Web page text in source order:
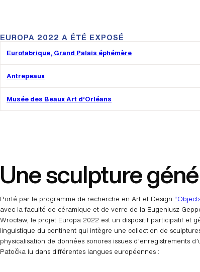
EUROPA 2022 A ÉTÉ EXPOSÉ
Eurofabrique, Grand Palais éphémère
Antrepeaux
Musée des Beaux Art d’Orléans
Une sculpture
Porté par le programme de recherche en Art et Design
avec la faculté de céramique et de verre de la Eugeniusz
Wrocław, le projet Europa 2022 est un dispositif participatif et
linguistique du continent qui intègre une collection de
physicalisation de données sonores issues d’enregistrements
Patočka lu dans différentes langues européennes :